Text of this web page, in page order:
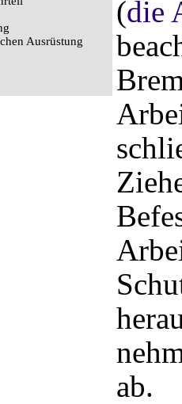
Ausrüstung
(die
ab.